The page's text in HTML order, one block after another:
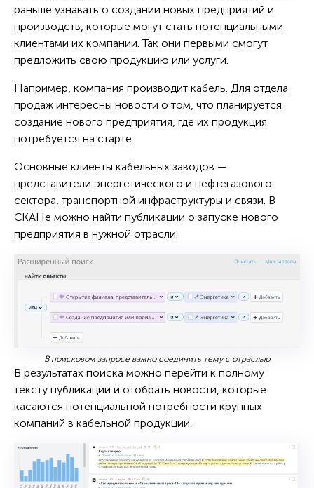
раньше узнавать о создании новых предприятий и
производств, которые могут стать потенциальными
клиентами их компании. Так они первыми смогут
предложить свою продукцию или услуги.
Например, компания производит кабель. Для отдела
продаж интересны новости о том, что планируется
создание нового предприятия, где их продукция
потребуется на старте.
Основные клиенты кабельных заводов —
представители энергетического и нефтегазового
сектора, транспортной инфраструктуры и связи. В
СКАНе можно найти публикации о запуске нового
предприятия в нужной отрасли.
В поисковом запросе важно соединить тему с отраслью
В результатах поиска можно перейти к полному
тексту публикации и отобрать новости, которые
касаются потенциальной потребности крупных
компаний в кабельной продукции.